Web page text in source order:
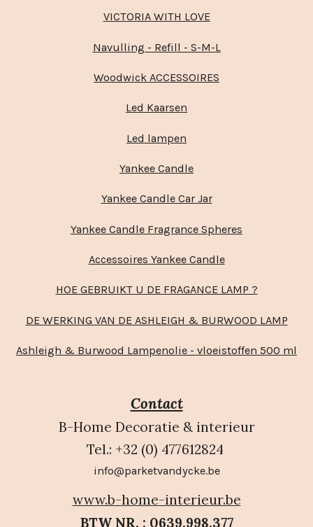
VICTORIA WITH LOVE
Navulling - Refill - S-M-L
Woodwick ACCESSOIRES
Led Kaarsen
Led lampen
Yankee Candle
Yankee Candle Car Jar
Yankee Candle Fragrance Spheres
Accessoires Yankee Candle
HOE GEBRUIKT U DE FRAGANCE LAMP ?
DE WERKING VAN DE ASHLEIGH & BURWOOD LAMP
Ashleigh & Burwood Lampenolie - vloeistoffen 500 ml
Contact
B-Home Decoratie & interieur
Tel.: +32 (0) 477612824
info@parketvandycke.be
www.b-home-interieur.be
BTW NR. : 0639.998.377